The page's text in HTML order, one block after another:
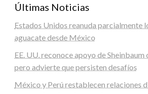
Últimas Noticias
Estados Unidos reanuda parcialmente
aguacate desde México
EE. UU. reconoce apoyo de
pero advierte que persisten desafíos
México y Perú restablecen relaciones